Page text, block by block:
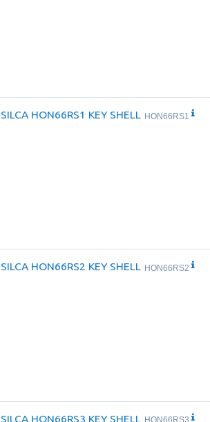
SILCA HON66RS1 KEY SHELL HON66RS1
SILCA HON66RS2 KEY SHELL HON66RS2
SILCA HON66RS3 KEY SHELL